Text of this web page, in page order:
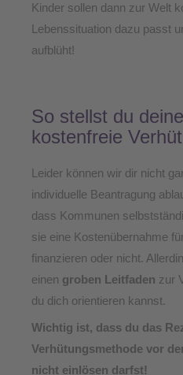
Kinder sollen dann zur Welt
Lebenssituation dazu passt
aufblüht!
So stellst du
kostenfreie
Leider können wir dir nicht
individuelle Beantragung
dass Kommunen
sie eine Kostenübernahme
finanzieren oder nicht.
einen groben Leitfaden zur
du dich orientieren kannst.
Wichtig ist, dass du das
Verhütungsmethode vor
nicht einlösen darfst!